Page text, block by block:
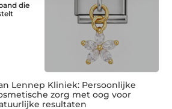
die
Lennep Kliniek: Persoonlijke
zorg met oog voor
resultaten